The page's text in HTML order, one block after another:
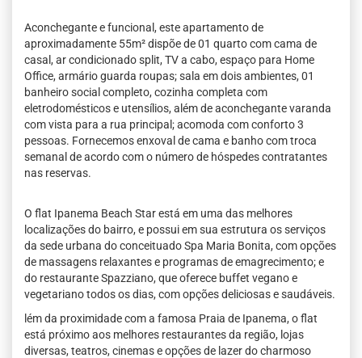
Aconchegante e funcional, este apartamento de
aproximadamente 55m² dispõe de 01 quarto com cama de
casal, ar condicionado split, TV a cabo, espaço para Home
Office, armário guarda roupas; sala em dois ambientes, 01
banheiro social completo, cozinha completa com
eletrodomésticos e utensílios, além de aconchegante varanda
com vista para a rua principal; acomoda com conforto 3
pessoas. Fornecemos enxoval de cama e banho com troca
semanal de acordo com o número de hóspedes contratantes
nas reservas.
O flat Ipanema Beach Star está em uma das melhores
localizações do bairro, e possui em sua estrutura os serviços
da sede urbana do conceituado Spa Maria Bonita, com opções
de massagens relaxantes e programas de emagrecimento; e
do restaurante Spazziano, que oferece buffet vegano e
vegetariano todos os dias, com opções deliciosas e saudáveis.
lém da proximidade com a famosa Praia de Ipanema, o flat
está próximo aos melhores restaurantes da região, lojas
diversas, teatros, cinemas e opções de lazer do charmoso